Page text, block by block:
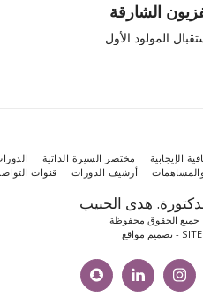
الشارقة
المولود الأول
هدى الحبيب
-تصميم مواقع
الإيجابية مختصر السيرة الذاتية
الدورات
أرشيف الدورات قنوات التواصل